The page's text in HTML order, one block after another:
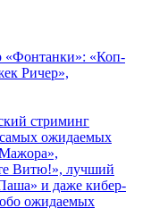
«Фонтанки»: «Коп-
Ричер»,
стриминг
самых ожидаемых
Витю!», лучший
и даже кибер-
ожидаемых